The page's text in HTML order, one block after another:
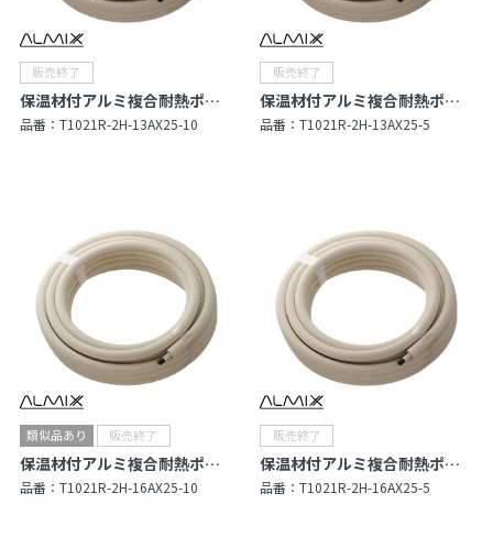
保温材付アルミ複合耐熱ポリエチレン管（Type R）
品番： T1021R-2H-13AX25-10
保温材付アルミ複合耐熱ポリエチレン管（Type R）
品番：T1021R-2H-13AX25-5
保温材付アルミ複合耐熱ポリエチレン管（Type R）
品番： T1021R-2H-16AX25-10
保温材付アルミ複合耐熱ポリエチレン管（Type R）
品番：T1021R-2H-16AX25-5